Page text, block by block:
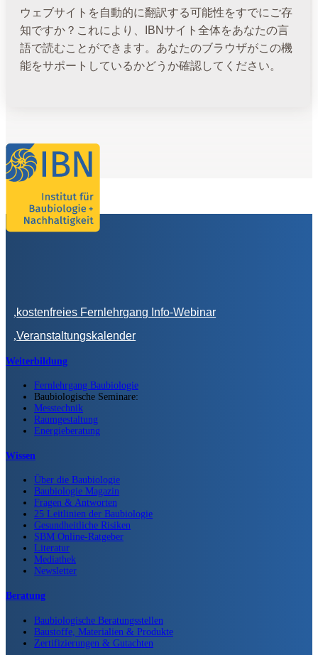
ウェブサイトを自動的に翻訳する可能性をすでにご存
知ですか？これにより、IBNサイト全体をあなたの言
語で読むことができます。あなたのブラウザがこの機
能をサポートしているかどうか確認してください。
kostenfreies Fernlehrgang Info-Webinar
Veranstaltungskalender
Weiterbildung
Fernlehrgang Baubiologie
Baubiologische Seminare:
Messtechnik
Raumgestaltung
Energieberatung
Wissen
Über die Baubiologie
Baubiologie Magazin
Fragen & Antworten
25 Leitlinien der Baubiologie
Gesundheitliche Risiken
SBM Online-Ratgeber
Literatur
Mediathek
Newsletter
Beratung
Baubiologische Beratungsstellen
Baustoffe, Materialien & Produkte
Zertifizierungen & Gutachten